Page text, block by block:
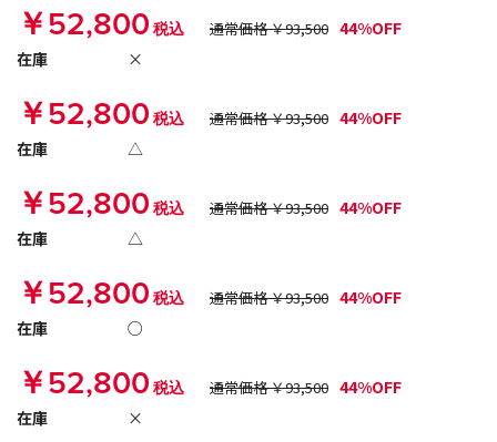
￥52,800税込 通常価格 ￥93,500 44%OFF
在庫
×
￥52,800税込 通常価格 ￥93,500 44%OFF
在庫
△
￥52,800税込 通常価格 ￥93,500 44%OFF
在庫
△
￥52,800税込 通常価格 ￥93,500 44%OFF
在庫
○
￥52,800税込 通常価格 ￥93,500 44%OFF
在庫
×